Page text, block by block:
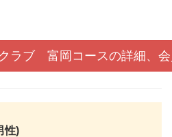
ラブ 富岡コースの詳細、
性)